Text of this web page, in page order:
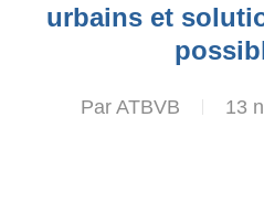
urbains et
Par ATBVB 13